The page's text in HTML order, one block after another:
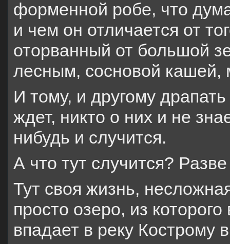
форменной робе, что
и чем он отличается от
оторванный от большой
лесным, сосновой кашей,
И тому, и другому
ждет, никто о них и не
нибудь и случится.
А что тут случится?
Тут своя жизнь,
просто озеро, из
впадает в реку Кострому